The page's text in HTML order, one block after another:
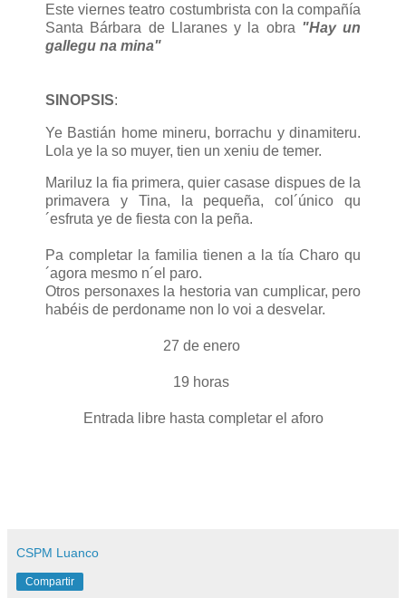
Este viernes teatro costumbrista con la compañía
Santa Bárbara de Llaranes y la obra "Hay un
gallegu na mina"
SINOPSIS:
Ye Bastián home mineru, borrachu y dinamiteru.
Lola ye la so muyer, tien un xeniu de temer.
Mariluz la fia primera, quier casase dispues de la
primavera y Tina, la pequeña, col´único qu
´esfruta ye de fiesta con la peña.
Pa completar la familia tienen a la tía Charo qu
´agora mesmo n´el paro.
Otros personaxes la hestoria van cumplicar, pero
habéis de perdoname non lo voi a desvelar.
27 de enero
19 horas
Entrada libre hasta completar el aforo
CSPM Luanco
Compartir